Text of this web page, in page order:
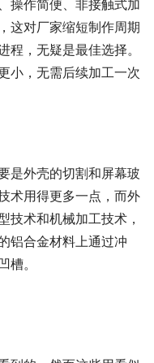
操作简便、非接触式加
这对厂家缩短制作周期
，无疑是最佳选择。
小，无需后续加工一次
是外壳的切割和屏幕玻
术用得更多一点，而外
技术和机械加工技术，
铝合金材料上通过冲
槽。